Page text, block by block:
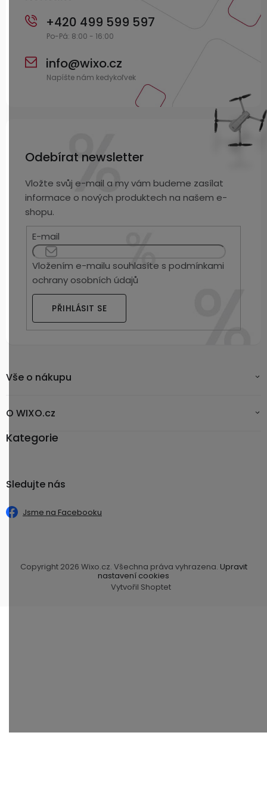
info@wixo.cz
+420 499 599 597
Odebírat newsletter
Vložte svůj e-mail a my vám budeme zasílat
informace o nových produktech na našem e-
shopu.
E-mail
Vložením e-mailu souhlasíte spodmínkami
ochrany osobních údajů
PŘIHLÁSIT SE
Vše o nákupu
O WIXO.cz
Kategorie
Sledujte nás
Jsme na Facebooku
Vytvořil Shoptet
Copyright 2026 Wixo.cz. Všechna práva vyhrazena. Upravit
nastavení cookies